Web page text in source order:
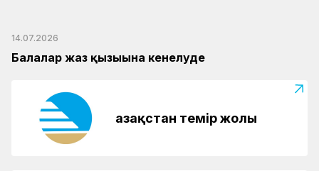
14.07.2026
Балалар жаз қызығына кенелуде
Қазақстан темір жолы